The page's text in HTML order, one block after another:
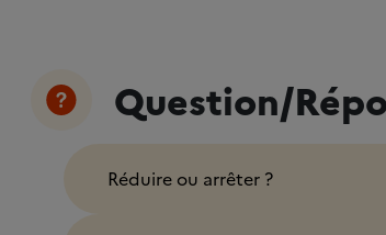
Question/
Réduire ou arrêter ?